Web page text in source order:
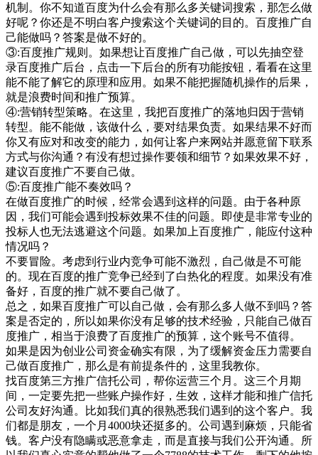
机制。你不知道百度为什么会有那么多关键词搜索，那怎么做
好呢？你还是不明白客户搜索这个关键词的目的。百度推广自
己能做吗？答案是做不好的。
③:百度推广规则。如果想让百度推广自己做，可以先抽空登
录百度推广后台，点击一下后台的所有功能按钮，看看在这里
能不能了解它的原理和应用。如果不能把握随机操作的后果，
就是浪费时间和推广预算。
④:营销转型策略。在这里，我把百度推广的落地归因于营销
转型。能不能做，该做什么，要对结果负责。如果结果不好而
你又有应对和改变的能力，如何让客户来网站并愿意留下联系
方式与你沟通？有没有想过操作要领和细节？如果效果不好，
建议百度推广不要自己做。
⑤:百度推广能不奏效吗？
在做百度推广的时候，经常会遇到这样的问题。由于各种原
因，我们可能会遇到投标效果不佳的问题。即使是非常专业的
投标人也无法逃避这个问题。如果加上百度推广，能应付这种
情况吗？
不要冒险。考虑到行业内竞争可能不激烈，自己做是不可能
的。现在百度的推广竞争已经到了白热化的程度。如果没有准
备好，百度的推广就不要自己做了。
总之，如果百度推广可以自己做，会有那么多人做不到吗？答
案是否定的，所以如果你没有足够的技术经验，只能自己做百
度推广，相当于浪费了百度推广的预算，这个账号不值得。
如果是因为创业公司资金确实有限，为了缓解资金压力需要自
己做百度推广，那么是有前提条件的，这里我教你。
找百度第三方推广信托公司，帮你运营三个月。这三个月期
间，一定要先把一些账户操作好，生效，这样才能和推广信托
公司友好沟通。比如我们真的很熟悉我们遇到的这个客户。我
们都是朋友，一个月4000块还挺多的。公司遇到麻烦，只能省
钱。客户没有隐瞒或恶意拿走，而是直接与我们公开沟通。所